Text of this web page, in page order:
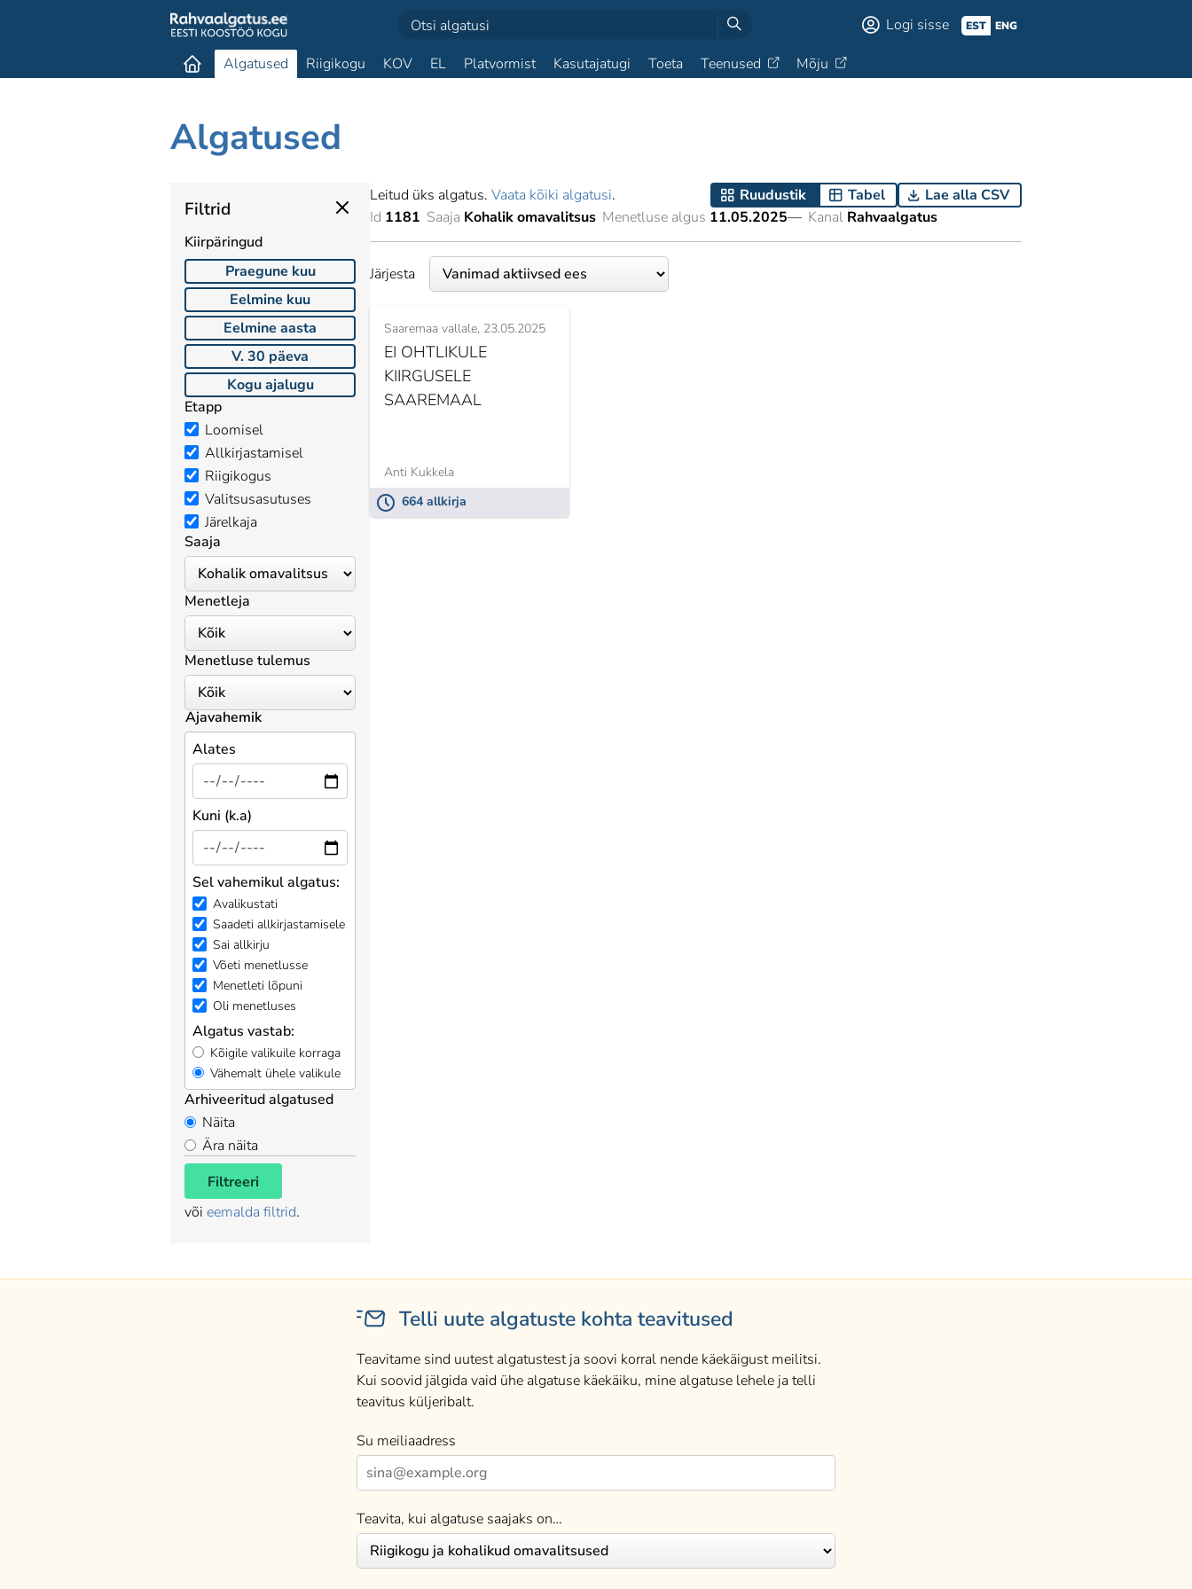
Logi sisse EST ENG
Algatused Riigikogu KOV EL Platvormist Kasutajatugi Toeta Teenused Mõju
Algatused
Filtrid
Kiirpäringud
Praegune kuu
Eelmine kuu
Eelmine aasta
V. 30 päeva
Kogu ajalugu
Etapp
Loomisel
Allkirjastamisel
Riigikogus
Valitsusasutuses
Järelkaja
Saaja
Menetleja
Menetluse tulemus
Ajavahemik
Alates
Kuni (k.a)
Sel vahemikul algatus:
Avalikustati
Saadeti allkirjastamisele
Sai allkirju
Võeti menetlusse
Menetleti lõpuni
Oli menetluses
Algatus vastab:
Kõigile valikuile korraga
Vähemalt ühele valikule
Arhiveeritud algatused
Näita
Ära näita
Filtreeri
või eemalda filtrid.
Leitud üks algatus. Vaata kõiki algatusi. Ruudustik Tabel
Lae alla CSV
Id 1181 Saaja Kohalik omavalitsus Menetluse algus 11.05.2025— Kanal Rahvaalgatus
Järjesta
Saaremaa vallale 23.05.2025
EI OHTLIKULE
KIIRGUSELE
SAAREMAAL
Anti Kukkela
664 allkirja
Telli uute algatuste kohta teavitused
Teavitame sind uutest algatustest ja soovi korral nende käekäigust meilitsi.
Kui soovid jälgida vaid ühe algatuse käekäiku, mine algatuse lehele ja telli
teavitus küljeribalt.
Su meiliaadress
Teavita, kui algatuse saajaks on…